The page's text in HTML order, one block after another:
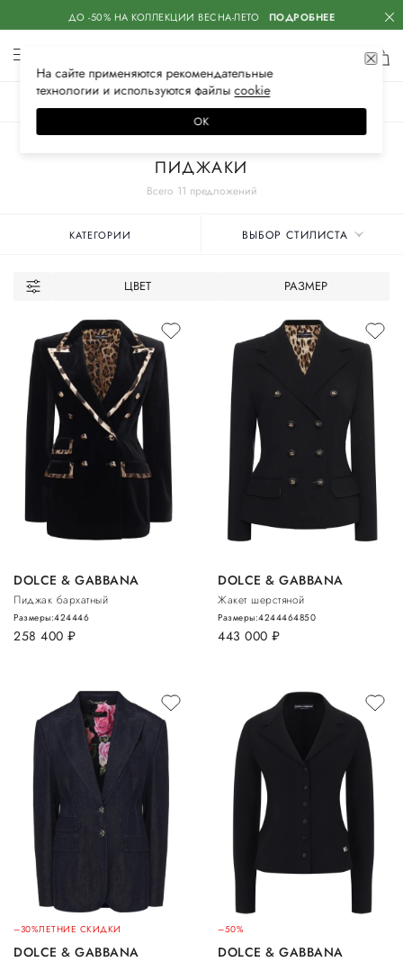
ДО -50% НА КОЛЛЕКЦИИ ВЕСНА-ЛЕТО ПОДРОБНЕЕ
Всего 11 предложений
ПИДЖАКИ
КАТЕГОРИИ ВЫБОР СТИЛИСТА
ЦВЕТ РАЗМЕР
DOLCE & GABBANA
Пиджак бархатный
258 400 руб.
Размеры:424446
DOLCE & GABBANA
Жакет шерстяной
443 000 руб.
Размеры:4244464850
–30%ЛЕТНИЕ СКИДКИ
DOLCE & GABBANA
–50%
DOLCE & GABBANA
На сайте применяются рекомендательные
технологии и используются файлысооkiе
ОК